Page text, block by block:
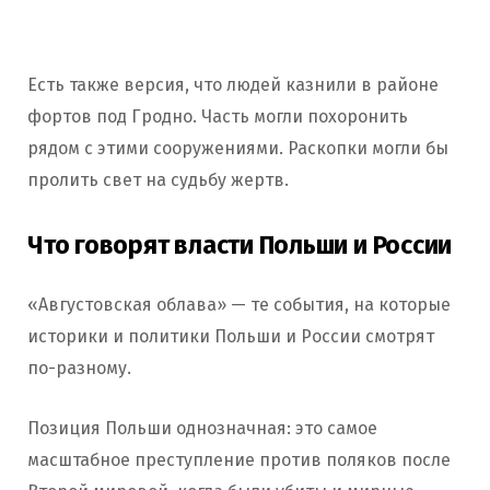
Есть также версия, что людей казнили в районе
фортов под Гродно. Часть могли похоронить
рядом с этими сооружениями. Раскопки могли бы
пролить свет на судьбу жертв.
Что говорят власти Польши и России
«Августовская облава» — те события, на которые
историки и политики Польши и России смотрят
по-разному.
Позиция Польши однозначная: это самое
масштабное преступление против поляков после